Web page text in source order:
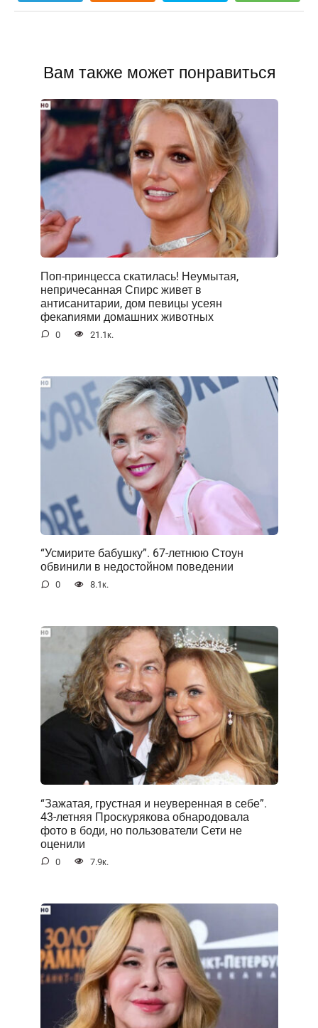
Вам также может понравиться
Поп-принцесса скатилась! Неумытая,
непричесанная Спирс живет в
антисанитарии, дом певицы усеян
фекаnиями домашних животных
0 21.1к.
“Усмирите бабушку”. 67-летнюю Стоун
обвинили в недостойном поведении
0 8.1к.
“Зажатая, грустная и неуверенная в себе”.
43-летняя Проскурякова обнародовала
фото в боди, но пользователи Сети не
оценили
0 7.9к.